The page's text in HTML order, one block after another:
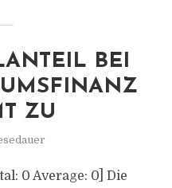
BEI
ZU
0 Average: 0] Die